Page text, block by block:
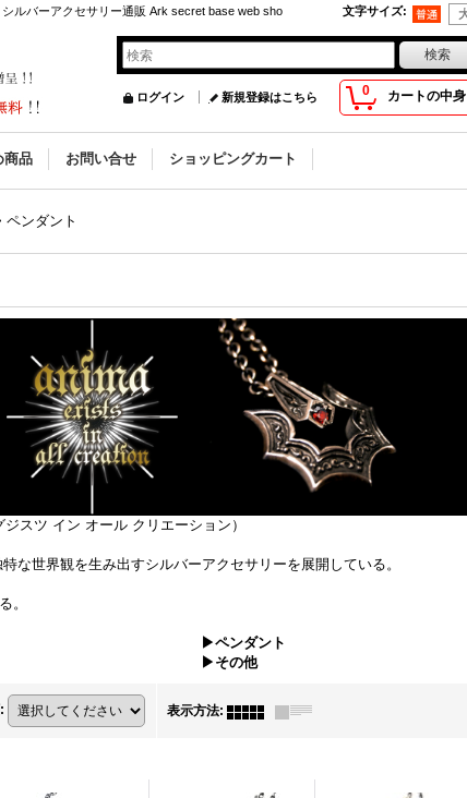
ルバーアクセサリー通販 Ark secret base web sho
文字サイズ:
0 カートの中身
ログイン 新規登録はこちら
商品 お問い合せ ショッピングカート
ペンダント
スツ イン オール クリエーション）
な世界観を生み出すシルバーアクセサリーを展開している。
。
▶ペンダント
▶その他
: 表示方法: